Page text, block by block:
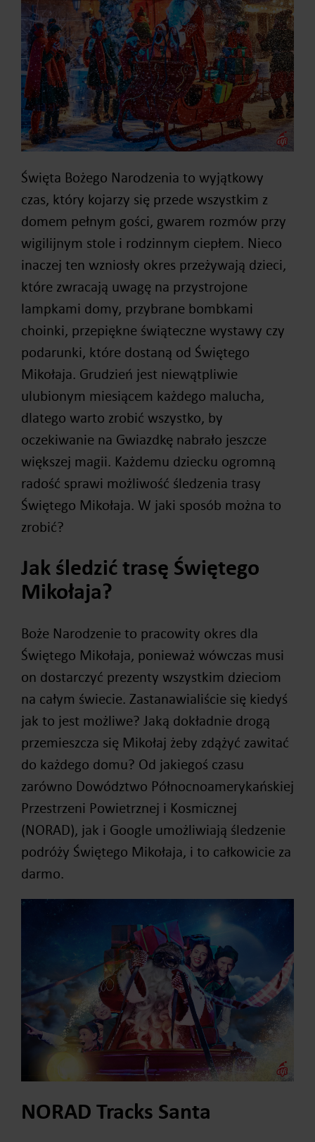
Święta Bożego Narodzenia to wyjątkowy
czas, który kojarzy się przede wszystkim z
domem pełnym gości, gwarem rozmów przy
wigilijnym stole i rodzinnym ciepłem. Nieco
inaczej ten wzniosły okres przeżywają dzieci,
które zwracają uwagę na przystrojone
lampkami domy, przybrane bombkami
choinki, przepiękne świąteczne wystawy czy
podarunki, które dostaną od Świętego
Mikołaja. Grudzień jest niewątpliwie
ulubionym miesiącem każdego malucha,
dlatego warto zrobić wszystko, by
oczekiwanie na Gwiazdkę nabrało jeszcze
większej magii. Każdemu dziecku ogromną
radość sprawi możliwość śledzenia trasy
Świętego Mikołaja. W jaki sposób można to
zrobić?
Jak śledzić trasę Świętego
Mikołaja?
Boże Narodzenie to pracowity okres dla
Świętego Mikołaja, ponieważ wówczas musi
on dostarczyć prezenty wszystkim dzieciom
na całym świecie. Zastanawialiście się kiedyś
jak to jest możliwe? Jaką dokładnie drogą
przemieszcza się Mikołaj żeby zdążyć zawitać
do każdego domu? Od jakiegoś czasu
zarówno Dowództwo Północnoamerykańskiej
Przestrzeni Powietrznej i Kosmicznej
(NORAD), jak i Google umożliwiają śledzenie
podróży Świętego Mikołaja, i to całkowicie za
darmo.
NORAD Tracks Santa